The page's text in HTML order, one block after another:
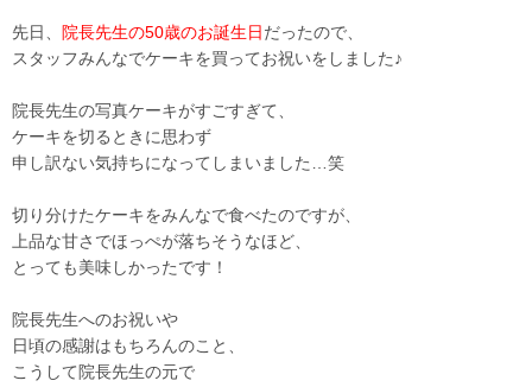
先日、 院長先生の50歳のお誕生日だったので、
スタッフみんなでケーキを買ってお祝いをしました♪
院長先生の写真ケーキがすごすぎて、
ケーキを切るときに思わず
申し訳ない気持ちになってしまいました…笑
切り分けたケーキをみんなで食べたのですが、
上品な甘さでほっぺが落ちそうなほど、
とっても美味しかったです！
院長先生へのお祝いや
日頃の感謝はもちろんのこと、
こうして院長先生の元で